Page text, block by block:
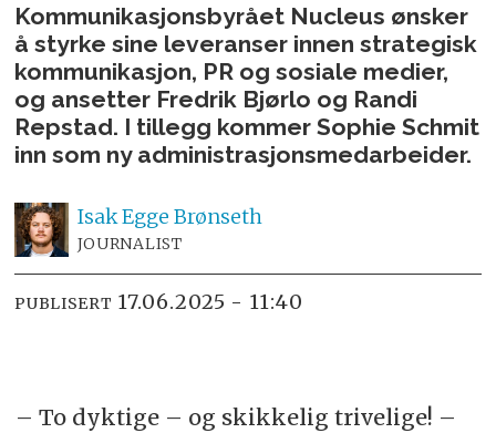
Kommunikasjonsbyrået Nucleus ønsker
å styrke sine leveranser innen strategisk
kommunikasjon, PR og sosiale medier,
og ansetter Fredrik Bjørlo og Randi
Repstad. I tillegg kommer Sophie Schmit
inn som ny administrasjonsmedarbeider.
IsakEgge Brønseth
JOURNALIST
PUBLISERT 17.06.2025 - 11:40
– To dyktige – og skikkelig trivelige! –